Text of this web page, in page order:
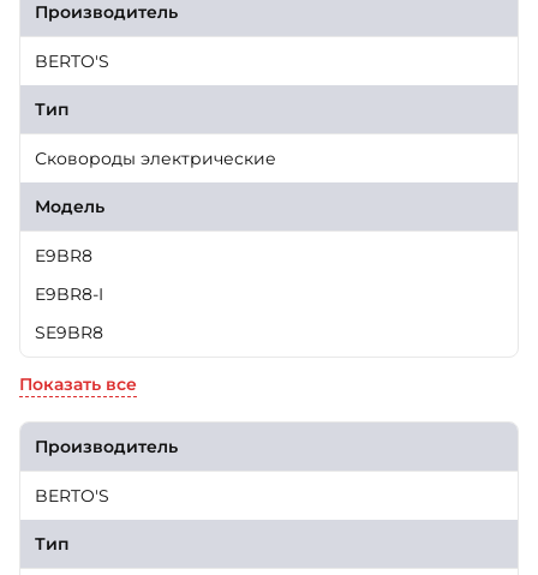
Производитель
BERTO'S
Тип
Сковороды электрические
Модель
E9BR8
E9BR8-I
SE9BR8
Показать все
Производитель
BERTO'S
Тип